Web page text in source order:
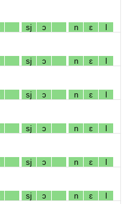
sj ɔ n ɛ l
sj ɔ n ɛ l
sj ɔ n ɛ l
sj ɔ n ɛ l
sj ɔ n ɛ l
sj ɔ n ɛ l